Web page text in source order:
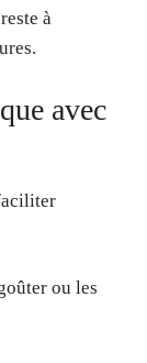
à
avec
ou les